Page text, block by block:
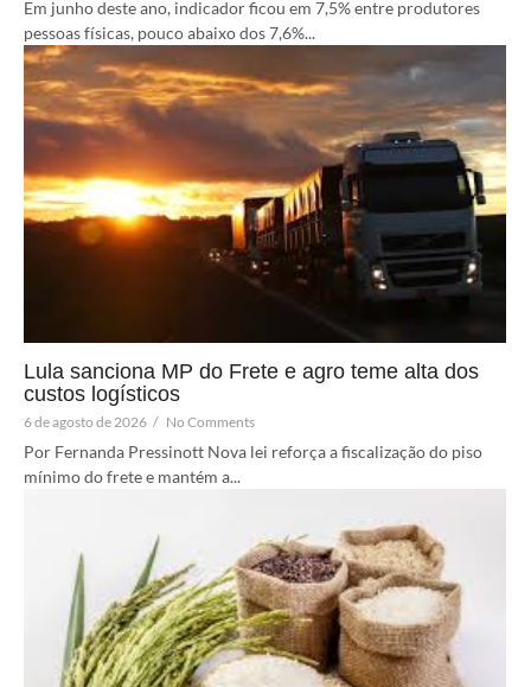
Em junho deste ano, indicador ficou em 7,5% entre produtores
pessoas físicas, pouco abaixo dos 7,6%...
Lula sanciona MP do Frete e agro teme alta dos
custos logísticos
6 de agosto de 2026 / No Comments
Por Fernanda Pressinott Nova lei reforça a fiscalização do piso
mínimo do frete e mantém a...